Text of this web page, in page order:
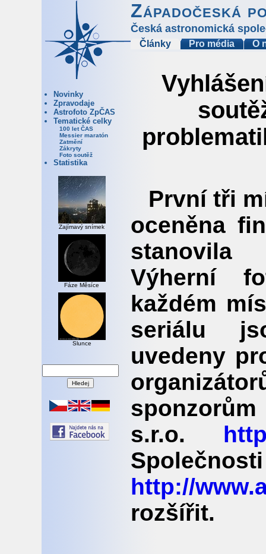
Západočeská
Česká astronomická
Články Pro média O
Novinky
Zpravodaje
Astrofoto ZpČAS
Tematické celky
100 let ČAS
Messier maratón
Zatmění
Zákryty
Foto soutěž
Statistika
Zajímavý snímek
Fáze Měsíce
Slunce
První tři
oceněna
stanovila
Výherní
každém
seriálu
uvedeny
s.r.o.
http://
rozšířit.